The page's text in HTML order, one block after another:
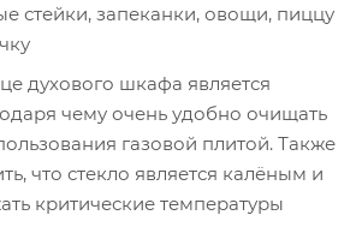
стейки, запеканки, овощи, пиццу
духового шкафа является
чему очень удобно очищать
газовой плитой. Также
что стекло является калёным и
критические температуры